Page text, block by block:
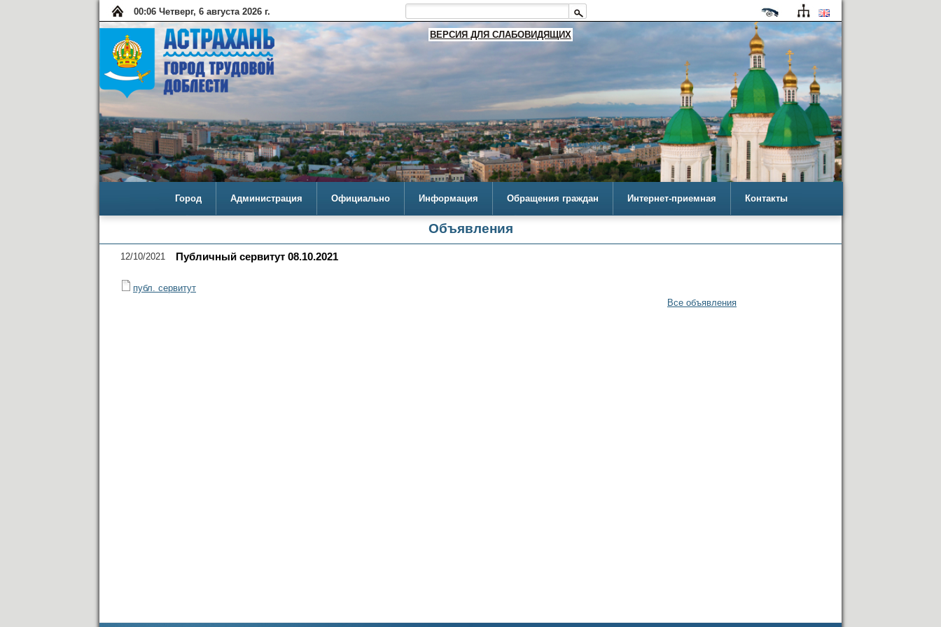
00:06 Четверг, 6 августа 2026 г.
ВЕРСИЯ ДЛЯ СЛАБОВИДЯЩИХ
Город Администрация Официально Информация Обращения граждан Интернет-приемная Контакты
Объявления
12/10/2021 Публичный сервитут 08.10.2021
публ. сервитут
Все объявления